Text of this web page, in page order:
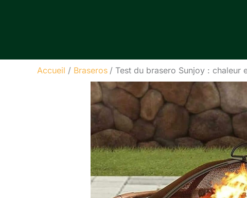
Accueil Braseros Test du brasero Sunjoy : chaleur